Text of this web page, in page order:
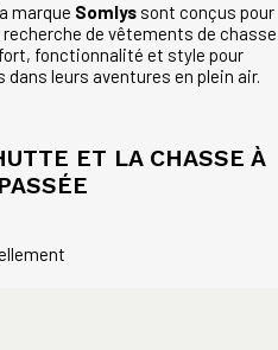
marque Somlys sont conçus pour
de vêtements de chasse
fonctionnalité et style pour
leurs aventures en plein air.
ET LA CHASSE À